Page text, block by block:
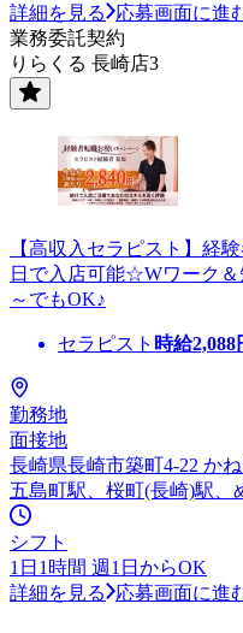
詳細を見る
応募画面に進
業務委託契約
りらくる 長崎店3
【高収入セラピスト】経
日で入店可能☆Wワーク
～でもOK♪
セラピスト 時給2,088
勤務地
面接地
長崎県長崎市築町4-22 か
五島町駅、桜町(長崎)駅、
シフト
1日1時間 週1日からOK
詳細を見る
応募画面に進